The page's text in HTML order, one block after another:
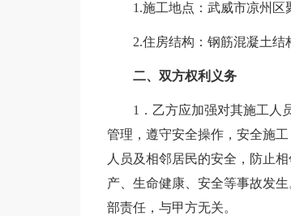
1.施工地点：武威市凉州区
2.住房结构：钢筋混凝土结
二、双方权利义务
1．乙方应加强对其施工人
管理，遵守安全操作，安全施
人员及相邻居民的安全，防止
产、生命健康、安全等事故发
部责任，与甲方无关。